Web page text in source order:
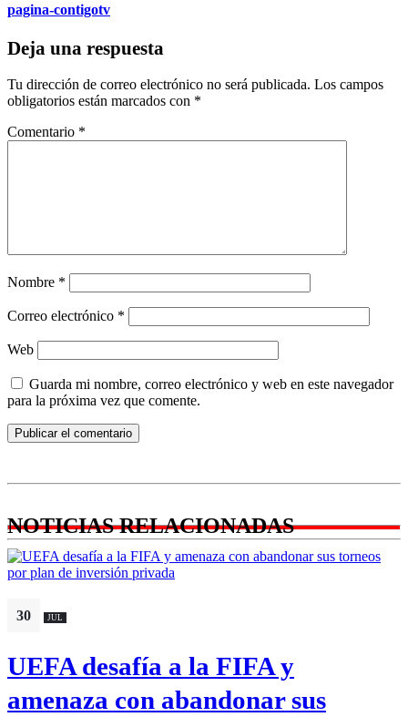
pagina-contigotv
Deja una respuesta
Tu dirección de correo electrónico no será publicada. Los campos
obligatorios están marcados con *
Comentario *
Nombre *
Correo electrónico *
Web
Guarda mi nombre, correo electrónico y web en este navegador
para la próxima vez que comente.
NOTICIAS RELACIONADAS
30 JUL
UEFA desafía a la FIFA y
amenaza con abandonar sus